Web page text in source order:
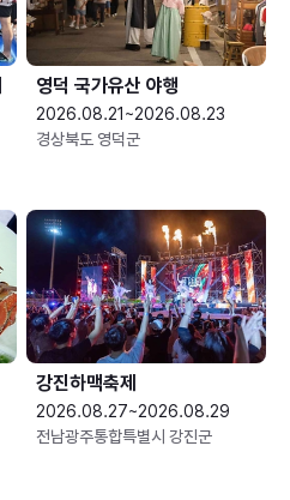
영덕 국가유산 야행
2026.08.21~2026.08.23
경상북도 영덕군
강진하맥축제
2026.08.27~2026.08.29
전남광주통합특별시 강진군